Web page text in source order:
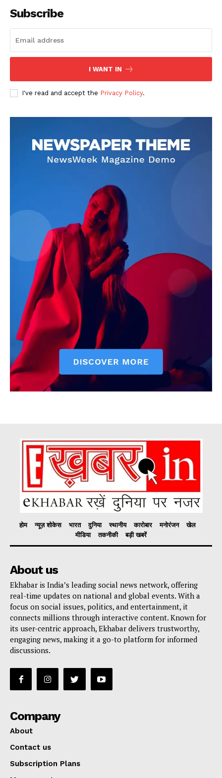
Contact us
Subscription Plans
My account
Subscribe
I WANT IN
I've read and accept the Privacy Policy.
होम न्यूज़ शोकेस भारत दुनिया स्थानीय कारोबार मनोरंजन
खेल
मीडिया
तकनीकी बड़ी खबरें
About us
Ekhabar is India’s leading social news network, offering
real-time updates on national and global events. With a
focus on social issues, politics, and entertainment, it
connects millions through interactive content. Known for
its user-centric approach, Ekhabar delivers trustworthy,
engaging news, making it a go-to platform for informed
discussions.
Company
About
Contact us
Subscription Plans